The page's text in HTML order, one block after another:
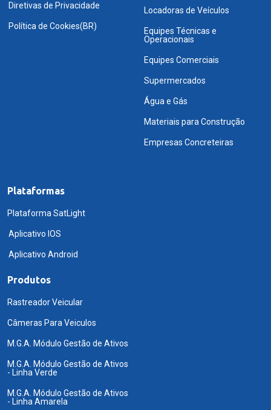
Diretivas de Privacidade
Política de Cookies(BR)
Locadoras de Veículos
Equipes Técnicas e
Operacionais
Equipes Comerciais
Supermercados
Água e Gás
Materiais para Construção
Empresas Concreteiras
Plataformas
Plataforma SatLight
Aplicativo IOS
Aplicativo Android
Produtos
Rastreador Veicular
Câmeras Para Veiculos
M.G.A. Módulo Gestão de Ativos
M.G.A. Módulo Gestão de Ativos
- Linha Verde
M.G.A. Módulo Gestão de Ativos
- Linha Amarela